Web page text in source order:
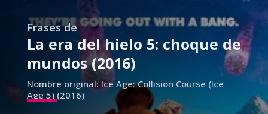
Frases de
La era del hielo 5: choque de
mundos (2016)
Nombre original: Ice Age: Collision Course (Ice
Age 5) (2016)